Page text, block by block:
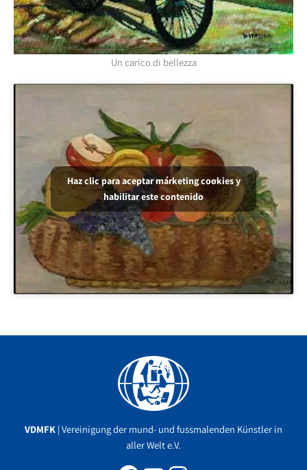
Un carico di bellezza
Haz clic para aceptar márketing cookies y
habilitar este contenido
VDMFK | Vereinigung der mund- und fussmalenden Künstler in
aller Welt e.V.
Facebook
YouTube
Instagram